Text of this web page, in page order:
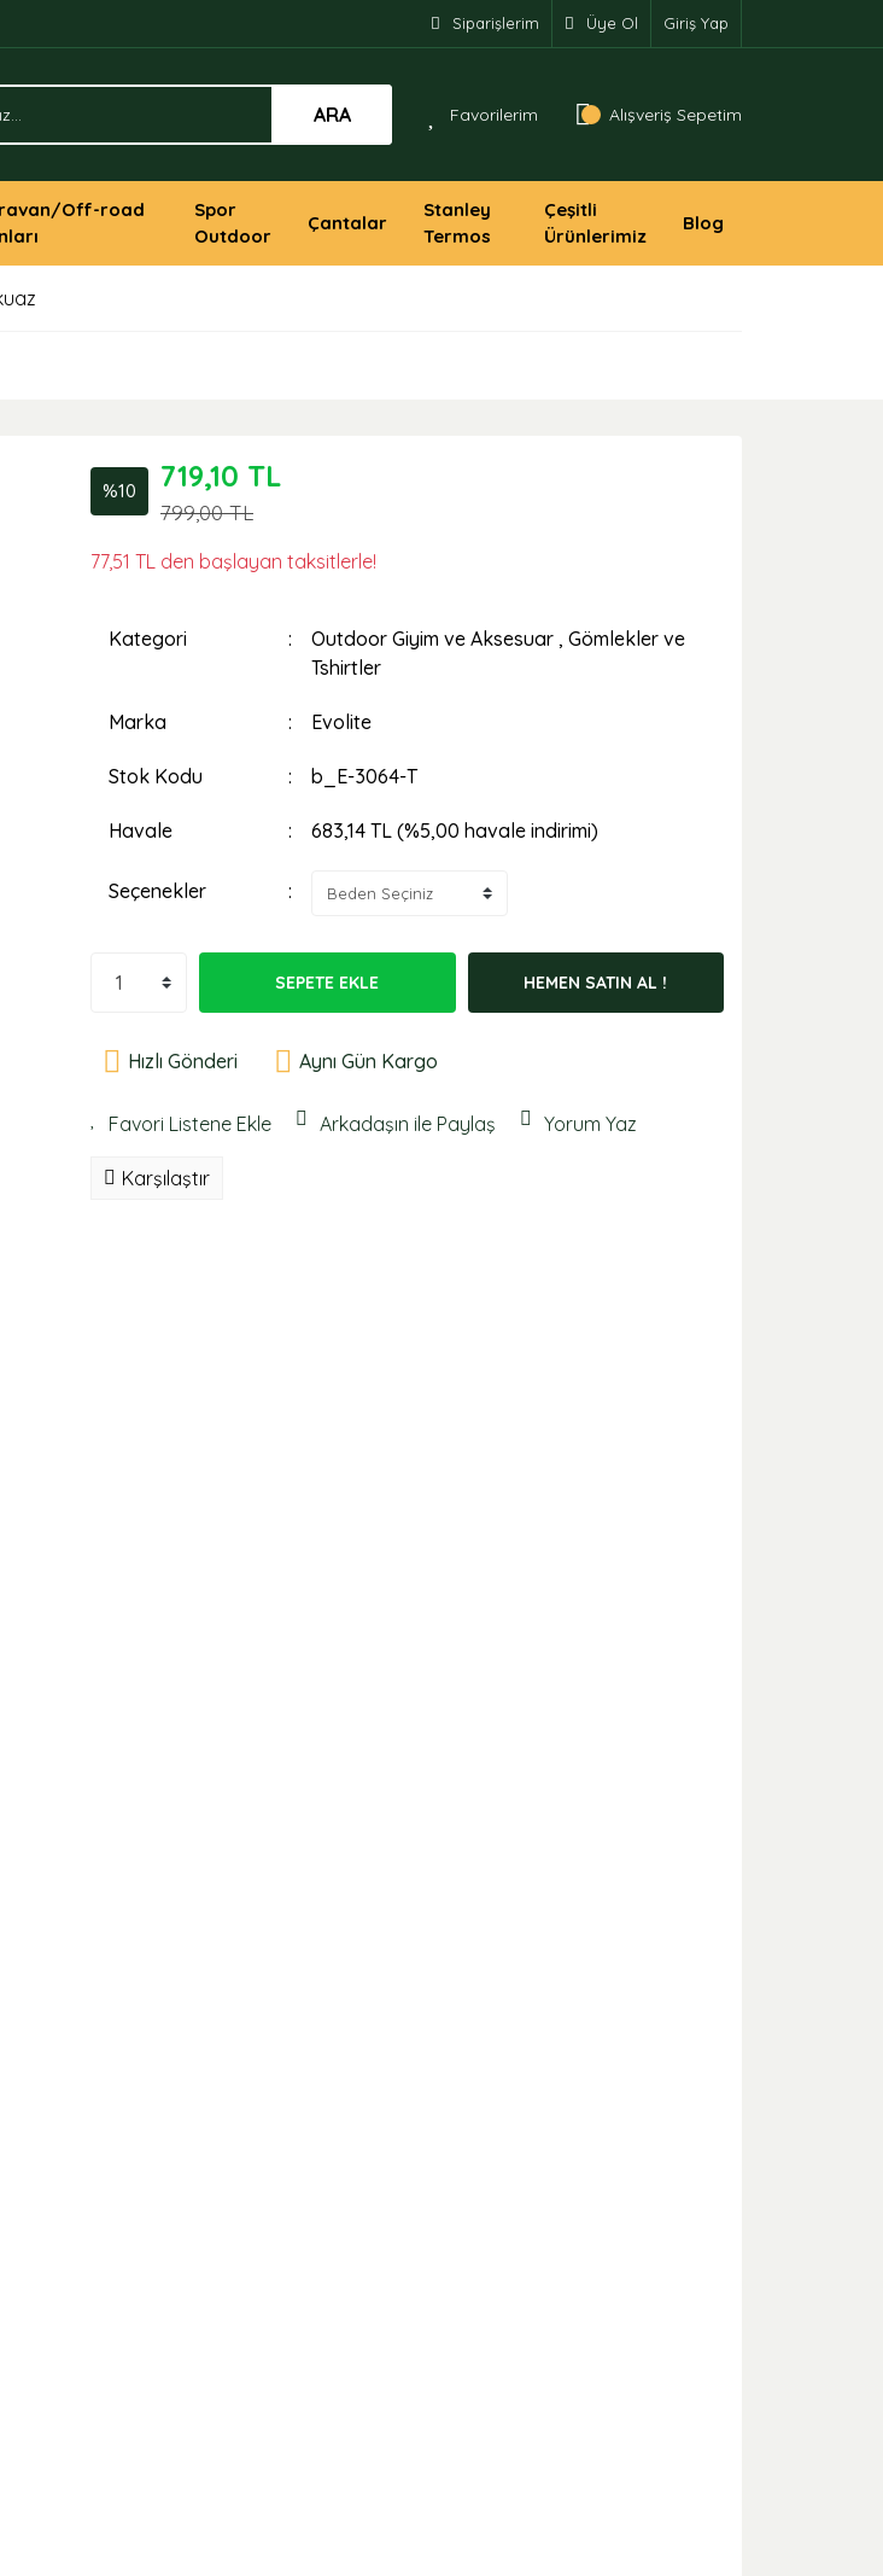
Siparişlerim Üye Ol Giriş Yap
ARA Favorilerim Alışveriş Sepetim
Off-road
Spor
Outdoor
Çantalar
Stanley
Termos
Çeşitli
Ürünlerimiz
Blog
%10 719,10 TL
799,00 TL
77,51 TL den başlayan taksitlerle!
Kategori Outdoor Giyim ve Aksesuar , Gömlekler ve
Tshirtler
Marka Evolite
Stok Kodu b_E-3064-T
Havale 683,14 TL (%5,00 havale indirimi)
Seçenekler
SEPETE EKLE HEMEN SATIN AL !
Hızlı Gönderi Aynı Gün Kargo
Arkadaşın ile Paylaş Yorum Yaz
Karşılaştır